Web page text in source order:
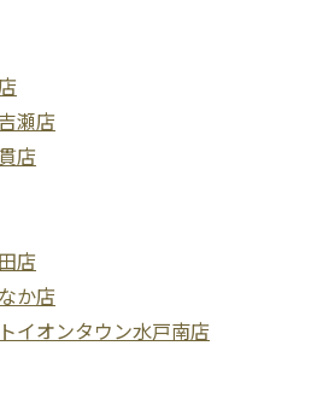
瀬店
店
店
か店
イオンタウン水戸南店